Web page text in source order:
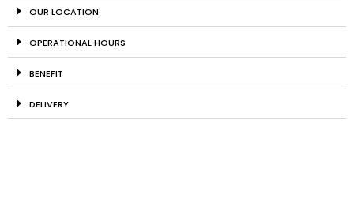
OUR LOCATION
OPERATIONAL HOURS
BENEFIT
DELIVERY